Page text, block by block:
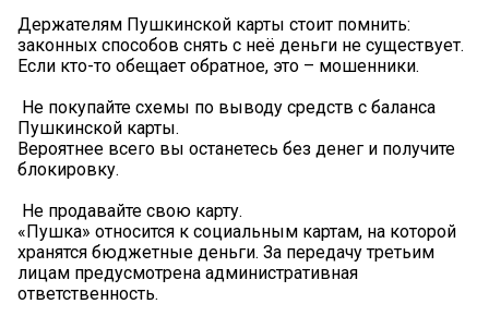
Держателям Пушкинской карты стоит помнить:
законных способов снять с неё деньги не существует.
Если кто-то обещает обратное, это – мошенники.
️ Не покупайте схемы по выводу средств с баланса
Пушкинской карты.
Вероятнее всего вы останетесь без денег и получите
блокировку.
️ Не продавайте свою карту.
«Пушка» относится к социальным картам, на которой
хранятся бюджетные деньги. За передачу третьим
лицам предусмотрена административная
ответственность.